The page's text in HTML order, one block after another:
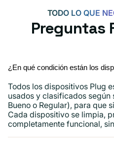
TODO LO QUE
Preguntas
¿En qué condición están los
Todos los dispositivos Plug
usados ​​y clasificados según
Bueno o Regular), para que
Cada dispositivo se limpia,
completamente funcional,